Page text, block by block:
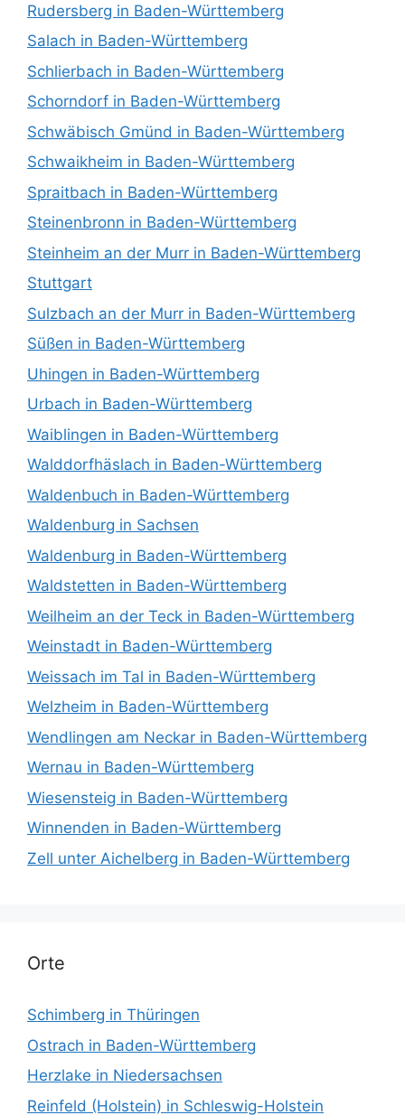
Rudersberg in Baden-Württemberg
Salach in Baden-Württemberg
Schlierbach in Baden-Württemberg
Schorndorf in Baden-Württemberg
Schwäbisch Gmünd in Baden-Württemberg
Schwaikheim in Baden-Württemberg
Spraitbach in Baden-Württemberg
Steinenbronn in Baden-Württemberg
Steinheim an der Murr in Baden-Württemberg
Stuttgart
Sulzbach an der Murr in Baden-Württemberg
Süßen in Baden-Württemberg
Uhingen in Baden-Württemberg
Urbach in Baden-Württemberg
Waiblingen in Baden-Württemberg
Walddorfhäslach in Baden-Württemberg
Waldenbuch in Baden-Württemberg
Waldenburg in Sachsen
Waldenburg in Baden-Württemberg
Waldstetten in Baden-Württemberg
Weilheim an der Teck in Baden-Württemberg
Weinstadt in Baden-Württemberg
Weissach im Tal in Baden-Württemberg
Welzheim in Baden-Württemberg
Wendlingen am Neckar in Baden-Württemberg
Wernau in Baden-Württemberg
Wiesensteig in Baden-Württemberg
Winnenden in Baden-Württemberg
Zell unter Aichelberg in Baden-Württemberg
Orte
Schimberg in Thüringen
Ostrach in Baden-Württemberg
Herzlake in Niedersachsen
Reinfeld (Holstein) in Schleswig-Holstein